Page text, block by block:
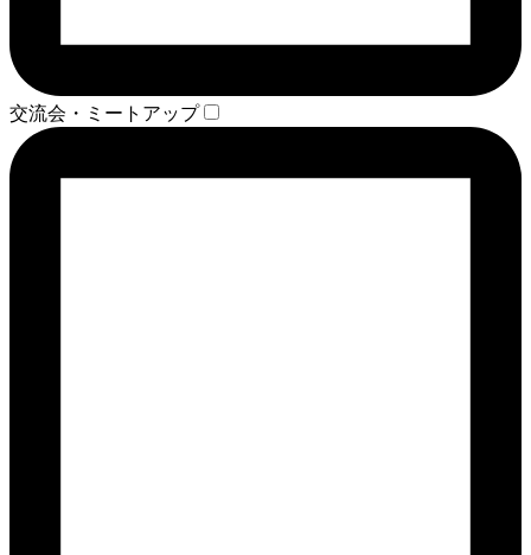
交流会・ミートアップ